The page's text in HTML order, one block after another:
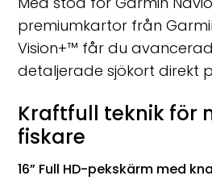
premiumkartor från
Vision+™ får du
detaljerade sjökort direkt
Kraftfull teknik för
fiskare
16” Full HD-pekskärm med